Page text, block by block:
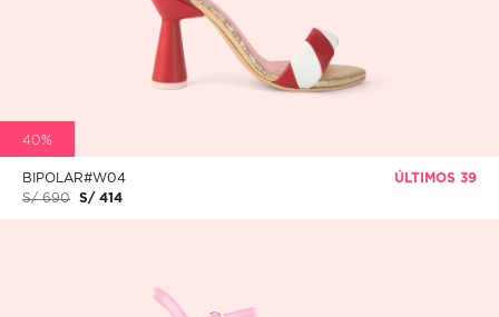
40%
BIPOLAR#W04
S/ 690
S/ 414
ÚLTIMOS 39